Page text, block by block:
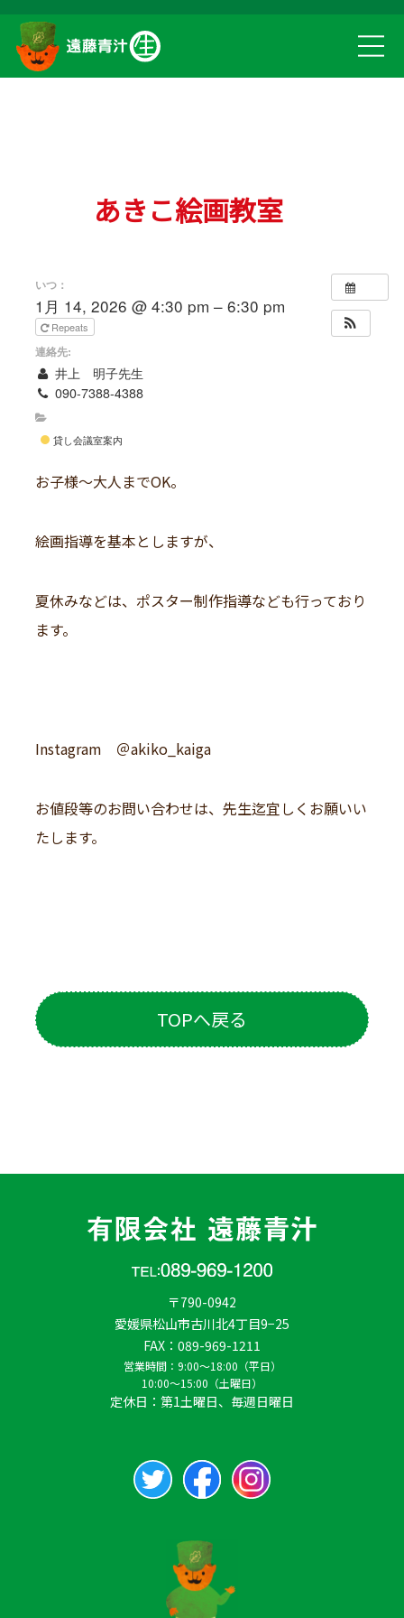
あきこ絵画教室
いつ：
1月 14, 2026 @ 4:30 pm – 6:30 pm
Repeats
連絡先:
井上 明子先生
090-7388-4388
貸し会議室案内
お子様～大人までOK。
絵画指導を基本としますが、
夏休みなどは、ポスター制作指導なども行っており
ます。
Instagram ＠akiko_kaiga
お値段等のお問い合わせは、先生迄宜しくお願いい
たします。
TOPへ戻る
〒790-0942
愛媛県松山市古川北4丁目9−25
FAX：089-969-1211
営業時間： 9:00〜18:00（平日）
10:00〜15:00（土曜日）
定休日：第1土曜日、毎週日曜日